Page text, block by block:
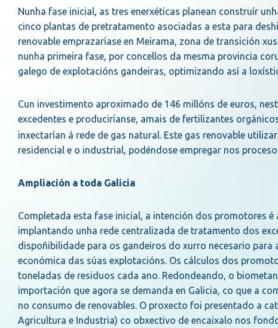
Nunha fase inicial, as tres enerxéticas planean construír
cinco plantas de pretratamento asociadas a esta para
renovable emprazaríase en Meirama, zona de transición
nunha primeira fase, por concellos da mesma provincia
galego de explotacións gandeiras, optimizando así a
Cun investimento aproximado de 146 millóns de euros,
excedentes e produciríanse, amais de fertilizantes
inxectarían á rede de gas natural. Este gas renovable
residencial e o industrial, podéndose empregar nos
Ampliación a toda Galicia
Completada esta fase inicial, a intención dos promotores
implantando unha rede centralizada de tratamento dos
dispoñibilidade para os gandeiros do xurro necesario
económica das súas explotacións. Os cálculos dos
toneladas de residuos cada ano. Redondeando, o
importación que agora se demanda en Galicia, co que a
no consumo de renovables. O proxecto foi presentado a
Agricultura e Industria) co obxectivo de encaixalo nos